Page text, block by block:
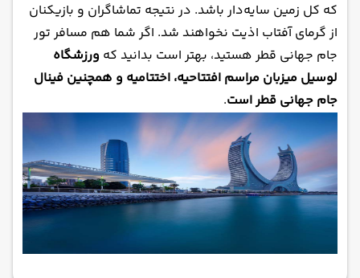
که کل زمین سایه‌دار باشد. در نتیجه تماشاگران و بازیکنان
از گرمای آفتاب اذیت نخواهند شد. اگر شما هم مسافر تور
جام جهانی قطر هستید، بهتر است بدانید که ورزشگاه
لوسیل میزبان مراسم افتتاحیه، اختتامیه و همچنین فینال
جام جهانی قطر است.